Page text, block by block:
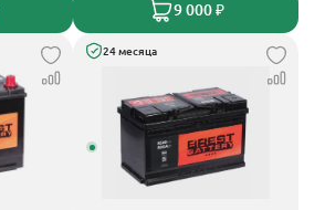
9 000 ₽
24 месяца